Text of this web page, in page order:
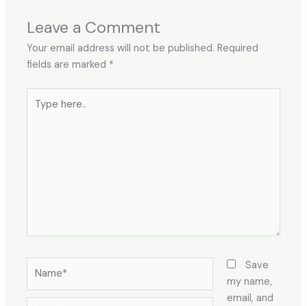
Leave a Comment
Your email address will not be published. Required
fields are marked *
here..
Save
my name,
email, and